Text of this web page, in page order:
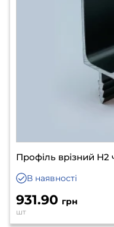
Профіль врізний
В наявності
931.90 грн
шт